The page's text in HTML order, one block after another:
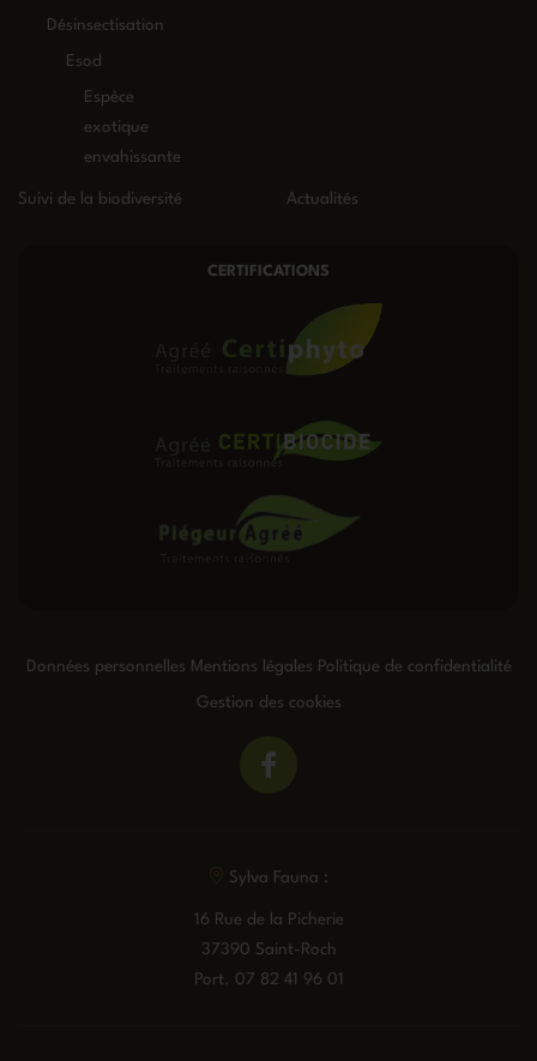
Désinsectisation
Esod
Espèce
exotique
envahissante
Suivi de la biodiversité Actualités
Données personnelles Mentions légales Politique de confidentialité
Gestion des cookies
CERTIFICATIONS
Sylva Fauna :
16 Rue de la Picherie
37390 Saint-Roch
Port. 07 82 41 96 01